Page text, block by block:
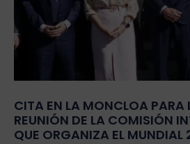
CITA EN LA MONCLOA PARA
REUNIÓN DE LA COMISIÓN
QUE ORGANIZA EL MUNDIAL